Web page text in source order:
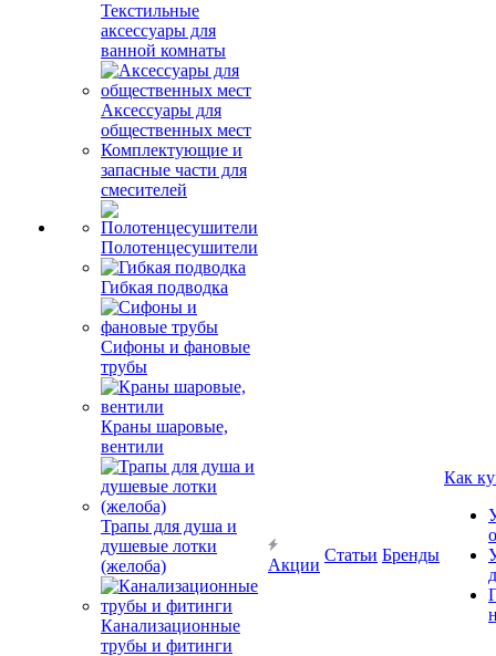
Текстильные
аксессуары для
ванной комнаты
Аксессуары для
общественных мест
Комплектующие и
запасные части для
смесителей
Полотенцесушители
Гибкая подводка
Сифоны и фановые
трубы
Краны шаровые,
вентили
Трапы для душа и
душевые лотки
(желоба)
Канализационные
трубы и фитинги
Акции
Статьи Бренды
Как